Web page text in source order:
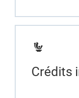
Crédits